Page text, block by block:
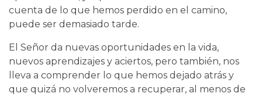
cuenta de lo que hemos perdido en el camino,
puede ser demasiado tarde.
El Señor da nuevas oportunidades en la vida,
nuevos aprendizajes y aciertos, pero también, nos
lleva a comprender lo que hemos dejado atrás y
que quizá no volveremos a recuperar, al menos de